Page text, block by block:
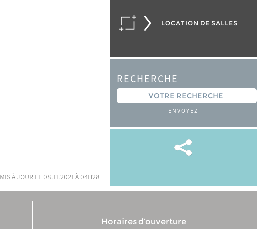
mis à jour le 08.11.2021 à 04h28
LOCATION DE SALLES
RECHERCHE
ENVOYEZ
Horaires d’ouverture